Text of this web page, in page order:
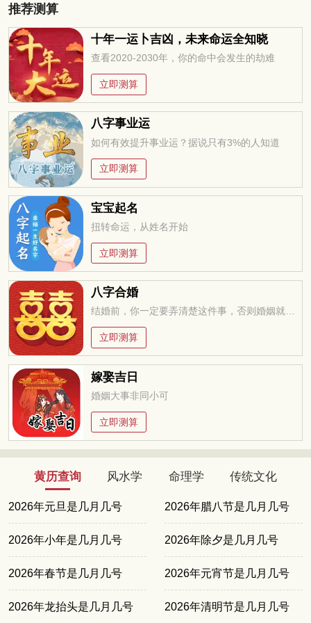
推荐测算
十年一运卜吉凶，未来命运全知晓
查看2020-2030年，你的命中会发生的劫难
立即测算
八字事业运
如何有效提升事业运？据说只有3%的人知道
立即测算
宝宝起名
扭转命运，从姓名开始
立即测算
八字合婚
结婚前，你一定要弄清楚这件事，否则婚姻就是你的坟墓
立即测算
嫁娶吉日
婚姻大事非同小可
立即测算
黄历查询 风水学 命理学 传统文化
2026年元旦是几月几号 2026年腊八节是几月几号
2026年小年是几月几号 2026年除夕是几月几号
2026年春节是几月几号 2026年元宵节是几月几号
2026年龙抬头是几月几号 2026年清明节是几月几号